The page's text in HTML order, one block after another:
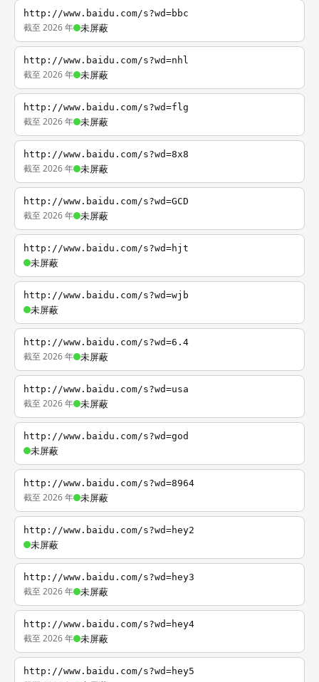
http://www.baidu.com/s?wd=bbc
截至 2026 年 未屏蔽
http://www.baidu.com/s?wd=nhl
截至 2026 年 未屏蔽
http://www.baidu.com/s?wd=flg
截至 2026 年 未屏蔽
http://www.baidu.com/s?wd=8x8
截至 2026 年 未屏蔽
http://www.baidu.com/s?wd=GCD
截至 2026 年 未屏蔽
http://www.baidu.com/s?wd=hjt
未屏蔽
http://www.baidu.com/s?wd=wjb
未屏蔽
http://www.baidu.com/s?wd=6.4
截至 2026 年 未屏蔽
http://www.baidu.com/s?wd=usa
截至 2026 年 未屏蔽
http://www.baidu.com/s?wd=god
未屏蔽
http://www.baidu.com/s?wd=8964
截至 2026 年 未屏蔽
http://www.baidu.com/s?wd=hey2
未屏蔽
http://www.baidu.com/s?wd=hey3
截至 2026 年 未屏蔽
http://www.baidu.com/s?wd=hey4
截至 2026 年 未屏蔽
http://www.baidu.com/s?wd=hey5